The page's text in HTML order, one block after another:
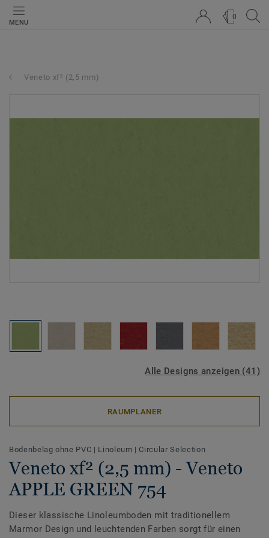
MENU
0
Veneto xf² (2,5 mm)
Alle Designs anzeigen (41)
RAUMPLANER
Bodenbelag ohne PVC | Linoleum | Circular Selection
Veneto xf² (2,5 mm) - Veneto
APPLE GREEN 754
Dieser klassische Linoleumboden mit traditionellem
Marmor Design und leuchtenden Farben sorgt für einen